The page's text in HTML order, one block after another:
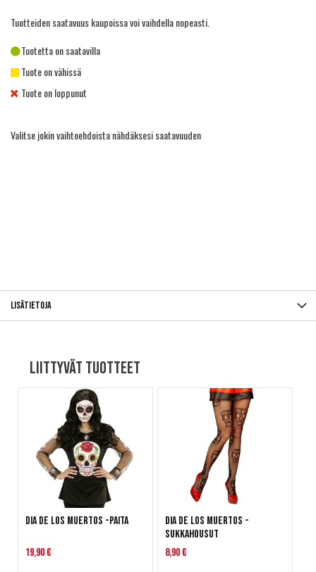
Tuotteiden saatavuus kaupoissa voi vaihdella nopeasti.
Tuotetta on saatavilla
Tuote on vähissä
Tuote on loppunut
Valitse jokin vaihtoehdoista nähdäksesi saatavuuden
Lisätietoja
Liittyvät tuotteet
Dia de Los Muertos -paita
19,90 €
Dia De Los Muertos -
sukkahousut
8,90 €